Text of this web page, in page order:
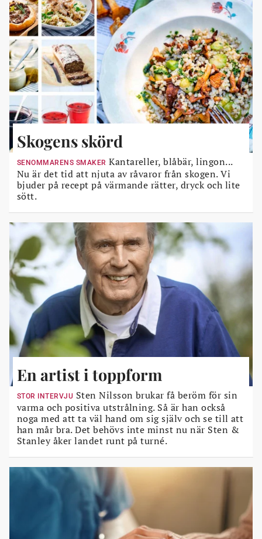
Skogens skörd
SENOMMARENS SMAKER Kantareller, blåbär, lingon...
Nu är det tid att njuta av råvaror från skogen. Vi
bjuder på recept på värmande rätter, dryck och lite
sött.
En artist i toppform
STOR INTERVJU Sten Nilsson brukar få beröm för sin
varma och positiva utstrålning. Så är han också
noga med att ta väl hand om sig själv och se till att
han mår bra. Det behövs inte minst nu när Sten &
Stanley åker landet runt på turné.